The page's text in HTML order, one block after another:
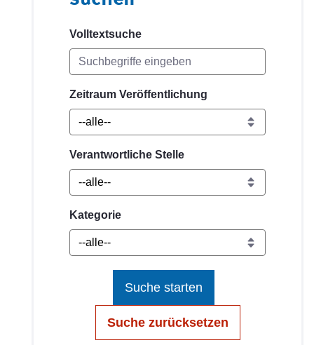
Volltextsuche
Zeitraum Veröffentlichung
Verantwortliche Stelle
Kategorie
Suche starten
Suche zurücksetzen